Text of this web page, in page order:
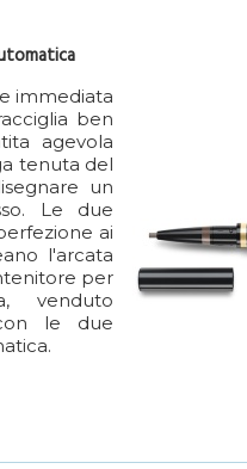
immediata
ben
agevola
tenuta del
un
Le due
ai
l'arcata
per
venduto
le due